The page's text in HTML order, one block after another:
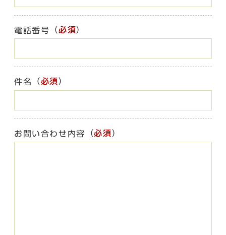
電話番号 （必須）
件名 （必須）
お問い合わせ内容 （必須）